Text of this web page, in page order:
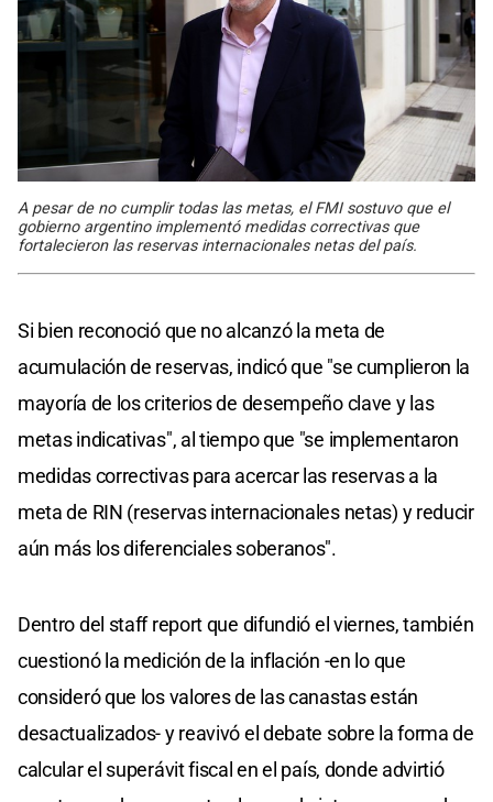
A pesar de no cumplir todas las metas, el FMI sostuvo que el
gobierno argentino implementó medidas correctivas que
fortalecieron las reservas internacionales netas del país.
Si bien reconoció que no alcanzó la meta de
acumulación de reservas, indicó que "se cumplieron la
mayoría de los criterios de desempeño clave y las
metas indicativas", al tiempo que "se implementaron
medidas correctivas para acercar las reservas a la
meta de RIN (reservas internacionales netas) y reducir
aún más los diferenciales soberanos".
Dentro del staff report que difundió el viernes, también
cuestionó la medición de la inflación -en lo que
consideró que los valores de las canastas están
desactualizados- y reavivó el debate sobre la forma de
calcular el superávit fiscal en el país, donde advirtió